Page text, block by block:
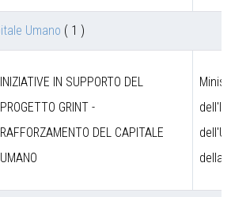
Umano ( 1 )
INIZIATIVE IN SUPPORTO DEL
PROGETTO GRINT -
RAFFORZAMENTO DEL CAPITALE
UMANO
della